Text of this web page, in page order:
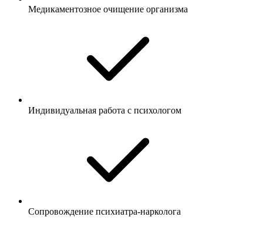
Медикаментозное очищение организма
Индивидуальная работа с психологом
Сопровождение психиатра-нарколога